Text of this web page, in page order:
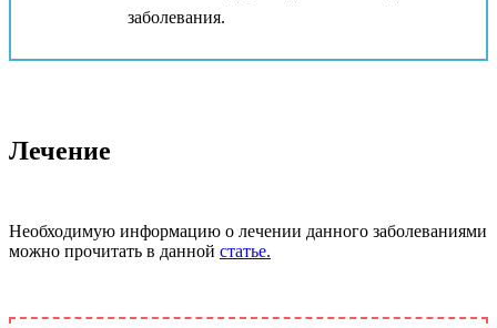
заболевания.
Лечение
Необходимую информацию о лечении данного заболеваниями
можно прочитать в данной статье.